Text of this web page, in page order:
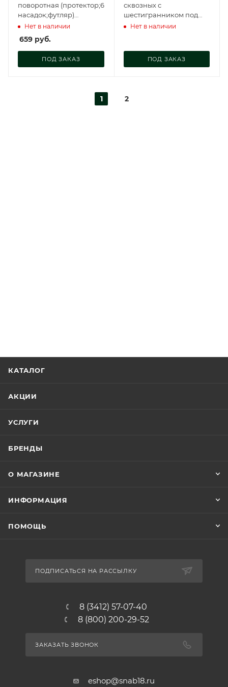
поворотная (протектор;6
насадок;футляр)
АвтоDело (), 40001
Нет в наличии
659 руб.
ПОД ЗАКАЗ
сквозных с
шестигранником под
ключ (кейс) АвтоDело,
Нет в наличии
ПОД ЗАКАЗ
1 2
КАТАЛОГ
АКЦИИ
УСЛУГИ
БРЕНДЫ
О МАГАЗИНЕ
ИНФОРМАЦИЯ
ПОМОЩЬ
ПОДПИСАТЬСЯ НА РАССЫЛКУ
8 (3412) 57-07-40
8 (800) 200-29-52
ЗАКАЗАТЬ ЗВОНОК
eshop@snab18.ru